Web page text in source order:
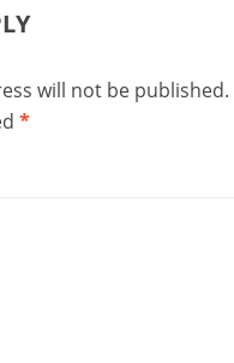
will not be published.
*